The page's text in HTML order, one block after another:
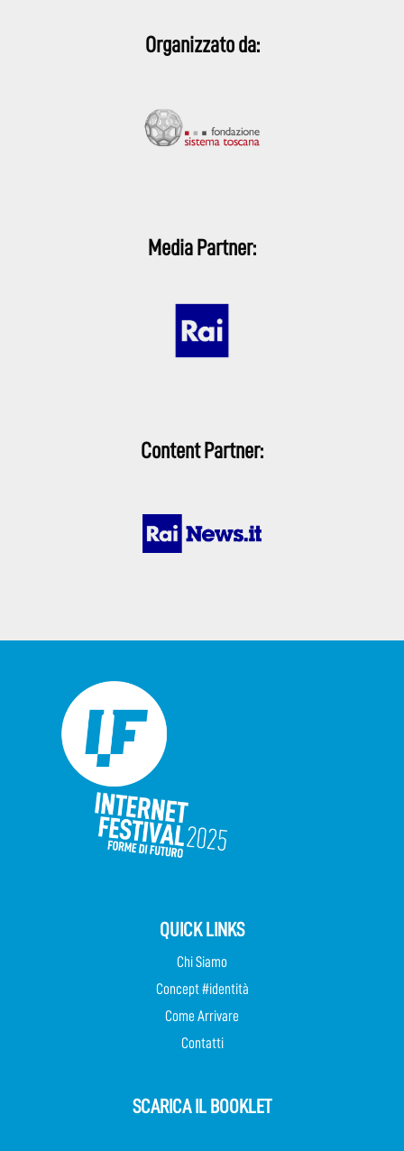
Organizzato da:
Media Partner:
Content Partner:
QUICK LINKS
Chi Siamo
Concept #identità
Come Arrivare
Contatti
SCARICA IL BOOKLET